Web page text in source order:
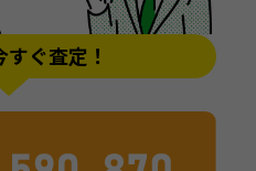
ぐ査定！